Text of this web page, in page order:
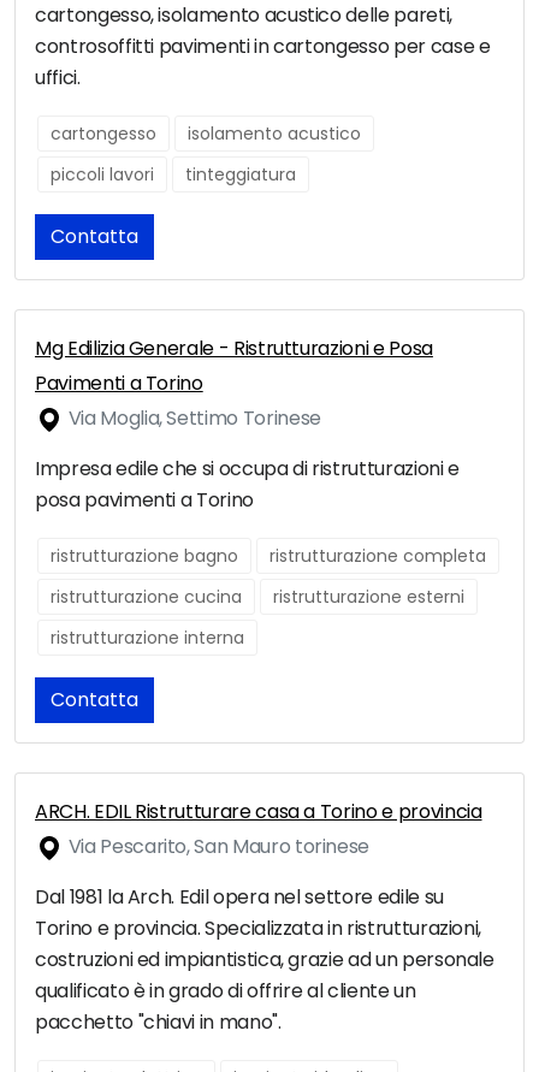
cartongesso, isolamento acustico delle pareti,
controsoffitti pavimenti in cartongesso per case e
uffici.
cartongesso
isolamento acustico
piccoli lavori
tinteggiatura
Contatta
Mg Edilizia Generale - Ristrutturazioni e Posa
Pavimenti a Torino
Via Moglia, Settimo Torinese
Impresa edile che si occupa di ristrutturazioni e
posa pavimenti a Torino
ristrutturazione bagno
ristrutturazione completa
ristrutturazione cucina
ristrutturazione esterni
ristrutturazione interna
Contatta
ARCH. EDIL Ristrutturare casa a Torino e provincia
Via Pescarito, San Mauro torinese
Dal 1981 la Arch. Edil opera nel settore edile su
Torino e provincia. Specializzata in ristrutturazioni,
costruzioni ed impiantistica, grazie ad un personale
qualificato è in grado di offrire al cliente un
pacchetto "chiavi in mano".